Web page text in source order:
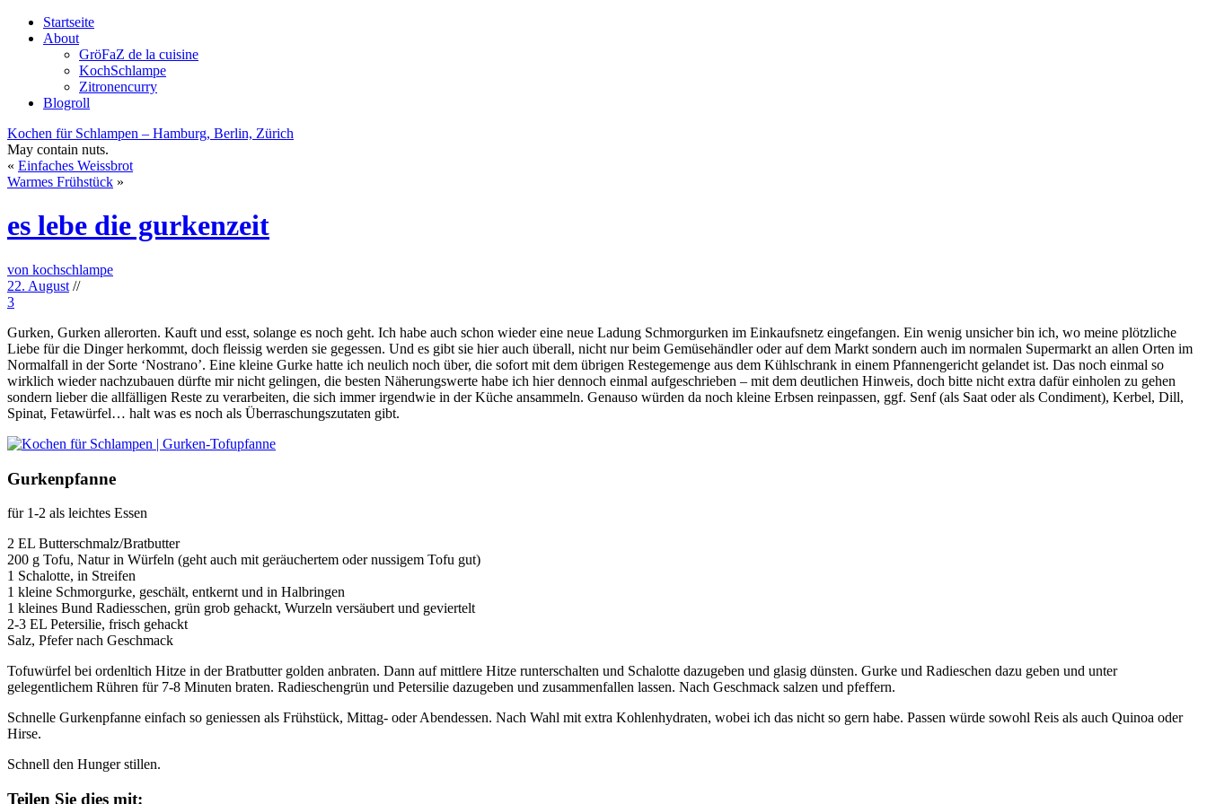
Startseite
About
GröFaZ de la cuisine
KochSchlampe
Zitronencurry
Blogroll
Kochen für Schlampen – Hamburg, Berlin, Zürich
May contain nuts.
« Einfaches Weissbrot
Warmes Frühstück »
es lebe die gurkenzeit
von kochschlampe
22. August //
3
Gurken, Gurken allerorten. Kauft und esst, solange es noch geht. Ich habe auch schon wieder eine neue Ladung Schmorgurken im Einkaufsnetz eingefangen. Ein wenig unsicher bin ich, wo meine plötzliche
Liebe für die Dinger herkommt, doch fleissig werden sie gegessen. Und es gibt sie hier auch überall, nicht nur beim Gemüsehändler oder auf dem Markt sondern auch im normalen Supermarkt an allen Orten im
Normalfall in der Sorte ‘Nostrano’. Eine kleine Gurke hatte ich neulich noch über, die sofort mit dem übrigen Restegemenge aus dem Kühlschrank in einem Pfannengericht gelandet ist. Das noch einmal so
wirklich wieder nachzubauen dürfte mir nicht gelingen, die besten Näherungswerte habe ich hier dennoch einmal aufgeschrieben – mit dem deutlichen Hinweis, doch bitte nicht extra dafür einholen zu gehen
sondern lieber die allfälligen Reste zu verarbeiten, die sich immer irgendwie in der Küche ansammeln. Genauso würden da noch kleine Erbsen reinpassen, ggf. Senf (als Saat oder als Condiment), Kerbel, Dill,
Spinat, Fetawürfel… halt was es noch als Überraschungszutaten gibt.
Gurkenpfanne
für 1-2 als leichtes Essen
2 EL Butterschmalz/Bratbutter
200 g Tofu, Natur in Würfeln (geht auch mit geräuchertem oder nussigem Tofu gut)
1 Schalotte, in Streifen
1 kleine Schmorgurke, geschält, entkernt und in Halbringen
1 kleines Bund Radiesschen, grün grob gehackt, Wurzeln versäubert und geviertelt
2-3 EL Petersilie, frisch gehackt
Salz, Pfefer nach Geschmack
Tofuwürfel bei ordenltich Hitze in der Bratbutter golden anbraten. Dann auf mittlere Hitze runterschalten und Schalotte dazugeben und glasig dünsten. Gurke und Radieschen dazu geben und unter
gelegentlichem Rühren für 7-8 Minuten braten. Radieschengrün und Petersilie dazugeben und zusammenfallen lassen. Nach Geschmack salzen und pfeffern.
Schnelle Gurkenpfanne einfach so geniessen als Frühstück, Mittag- oder Abendessen. Nach Wahl mit extra Kohlenhydraten, wobei ich das nicht so gern habe. Passen würde sowohl Reis als auch Quinoa oder
Hirse.
Schnell den Hunger stillen.
Teilen Sie dies mit: